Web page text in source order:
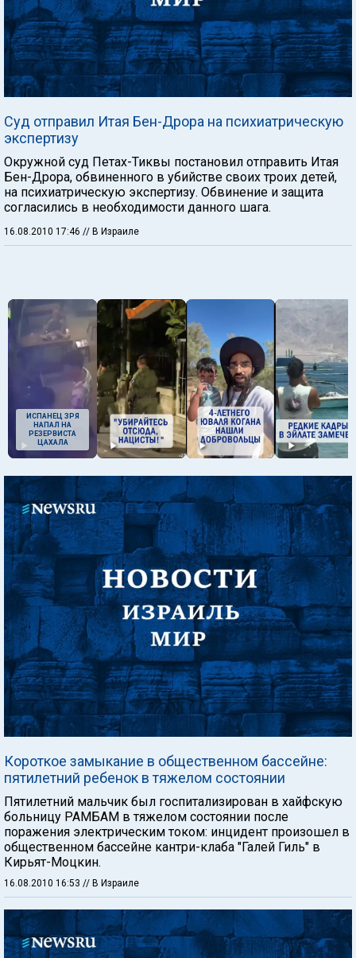
Суд отправил Итая Бен-Дрора на психиатрическую
экспертизу
Окружной суд Петах-Тиквы постановил отправить Итая
Бен-Дрора, обвиненного в убийстве своих троих детей,
на психиатрическую экспертизу. Обвинение и защита
согласились в необходимости данного шага.
16.08.2010 17:46 // В Израиле
ИСПАНЕЦ ЗРЯ
НАПАЛ НА
РЕЗЕРВИСТА
ЦАХАЛА
Короткое замыкание в общественном бассейне:
пятилетний ребенок в тяжелом состоянии
Пятилетний мальчик был госпитализирован в хайфскую
больницу РАМБАМ в тяжелом состоянии после
поражения электрическим током: инцидент произошел в
общественном бассейне кантри-клаба "Галей Гиль" в
Кирьят-Моцкин.
16.08.2010 16:53 // В Израиле